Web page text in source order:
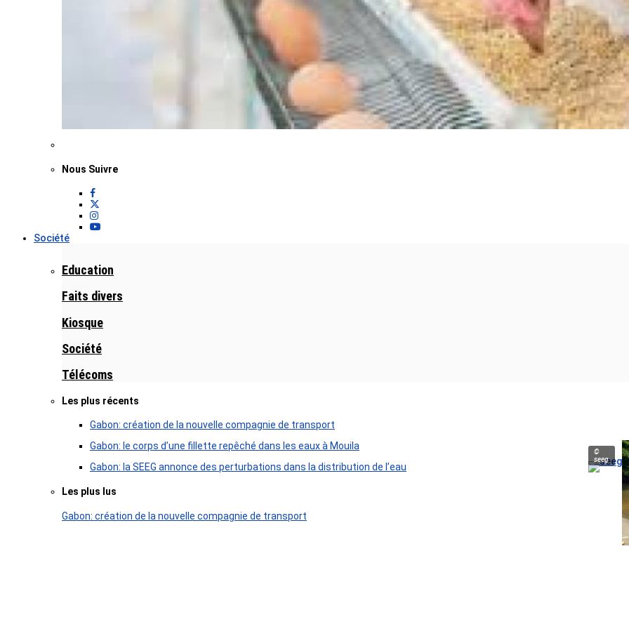
Nous Suivre
Société
Education
Faits divers
Kiosque
Société
Télécoms
Les plus récents
Gabon: création de la nouvelle compagnie de transport
Gabon: le corps d’une fillette repêché dans les eaux à Mouila
©
seeg
Gabon: la SEEG annonce des perturbations dans la distribution de l’eau
Les plus lus
Gabon: création de la nouvelle compagnie de transport